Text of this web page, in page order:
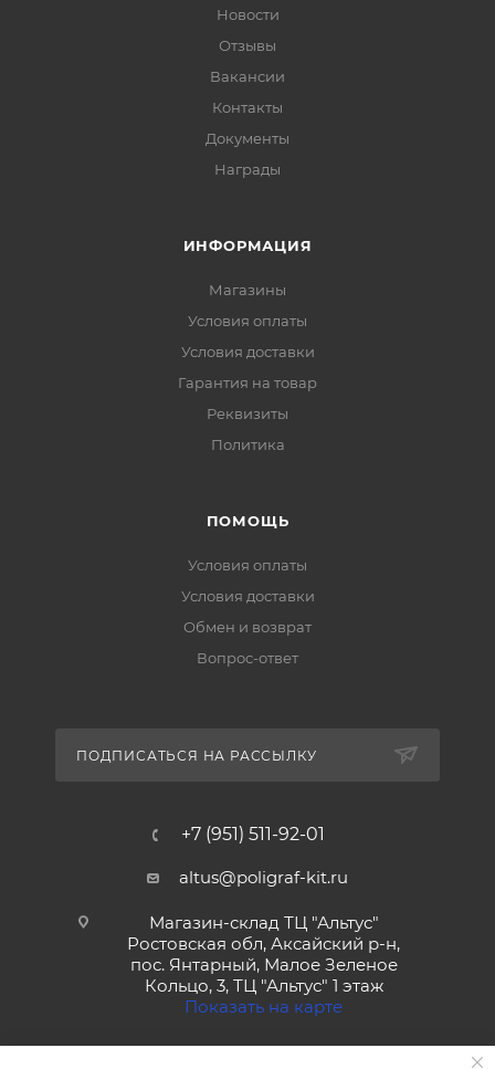
Новости
Отзывы
Вакансии
Контакты
Документы
Награды
ИНФОРМАЦИЯ
Магазины
Условия оплаты
Условия доставки
Гарантия на товар
Реквизиты
Политика
ПОМОЩЬ
Условия оплаты
Условия доставки
Обмен и возврат
Вопрос-ответ
ПОДПИСАТЬСЯ НА РАССЫЛКУ
+7 (951) 511-92-01
altus@poligraf-kit.ru
Магазин-склад ТЦ "Альтус"
Ростовская обл, Аксайский р-н,
пос. Янтарный, Малое Зеленое
Кольцо, 3, ТЦ "Альтус" 1 этаж
Показать на карте